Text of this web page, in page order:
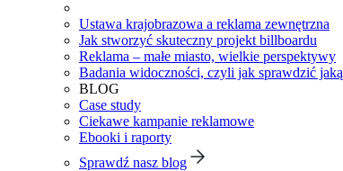
Ustawa krajobrazowa a reklama zewnętrzna
Jak stworzyć skuteczny projekt billboardu
Reklama – małe miasto, wielkie perspektywy
Badania widoczności, czyli jak sprawdzić
BLOG
Case study
Ciekawe kampanie reklamowe
Ebooki i raporty
Sprawdź nasz blog